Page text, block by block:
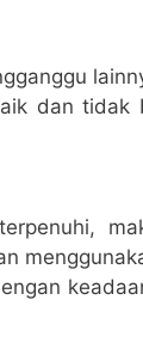
dan tidak